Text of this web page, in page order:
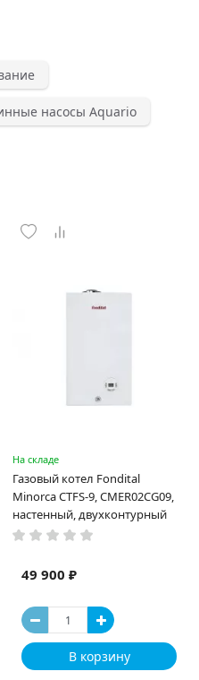
насосы Aquario
На складе
Газовый котел Fondital
Minorca CTFS-9, CMER02CG09,
настенный, двухконтурный
49 900 ₽
В корзину